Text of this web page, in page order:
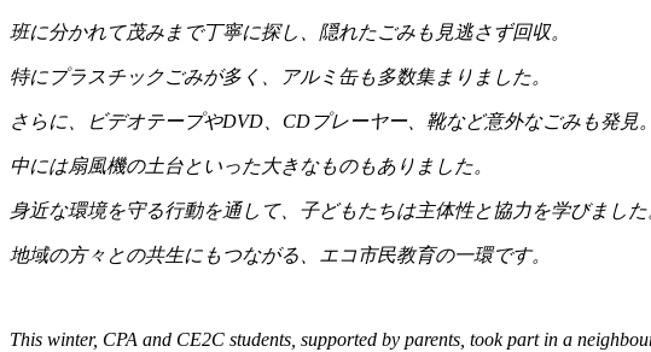
班に分かれて茂みまで丁寧に探し、隠れたごみも見逃さず回収。
特にプラスチックごみが多く、アルミ缶も多数集まりました。
さらに、ビデオテープやDVD、 CDプレーヤー、靴など意外なごみも発見。
中には扇風機の土台といった大きなものもありました。
身近な環境を守る行動を通して、子どもたちは主体性と協力を学びました
地域の方々との共生にもつながる、エコ市民教育の一環です。
This winter, CPA and CE2C students, supported by parents, took part in a